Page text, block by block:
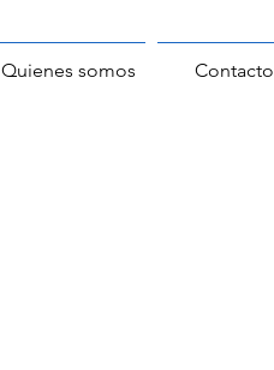
Quienes somos Contacto